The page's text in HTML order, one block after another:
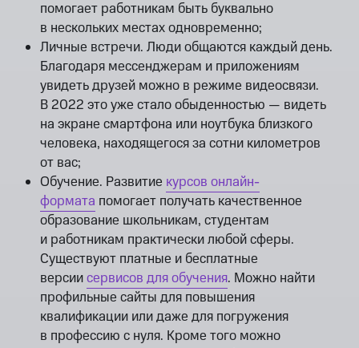
помогает работникам быть буквально
в нескольких местах одновременно;
Личные встречи. Люди общаются каждый день.
Благодаря мессенджерам и приложениям
увидеть друзей можно в режиме видеосвязи.
В 2022 это уже стало обыденностью — видеть
на экране смартфона или ноутбука близкого
человека, находящегося за сотни километров
от вас;
Обучение. Развитие курсов онлайн-
формата помогает получать качественное
образование школьникам, студентам
и работникам практически любой сферы.
Существуют платные и бесплатные
версиисервисов для обучения. Можно найти
профильные сайты для повышения
квалификации или даже для погружения
в профессию с нуля. Кроме того можно